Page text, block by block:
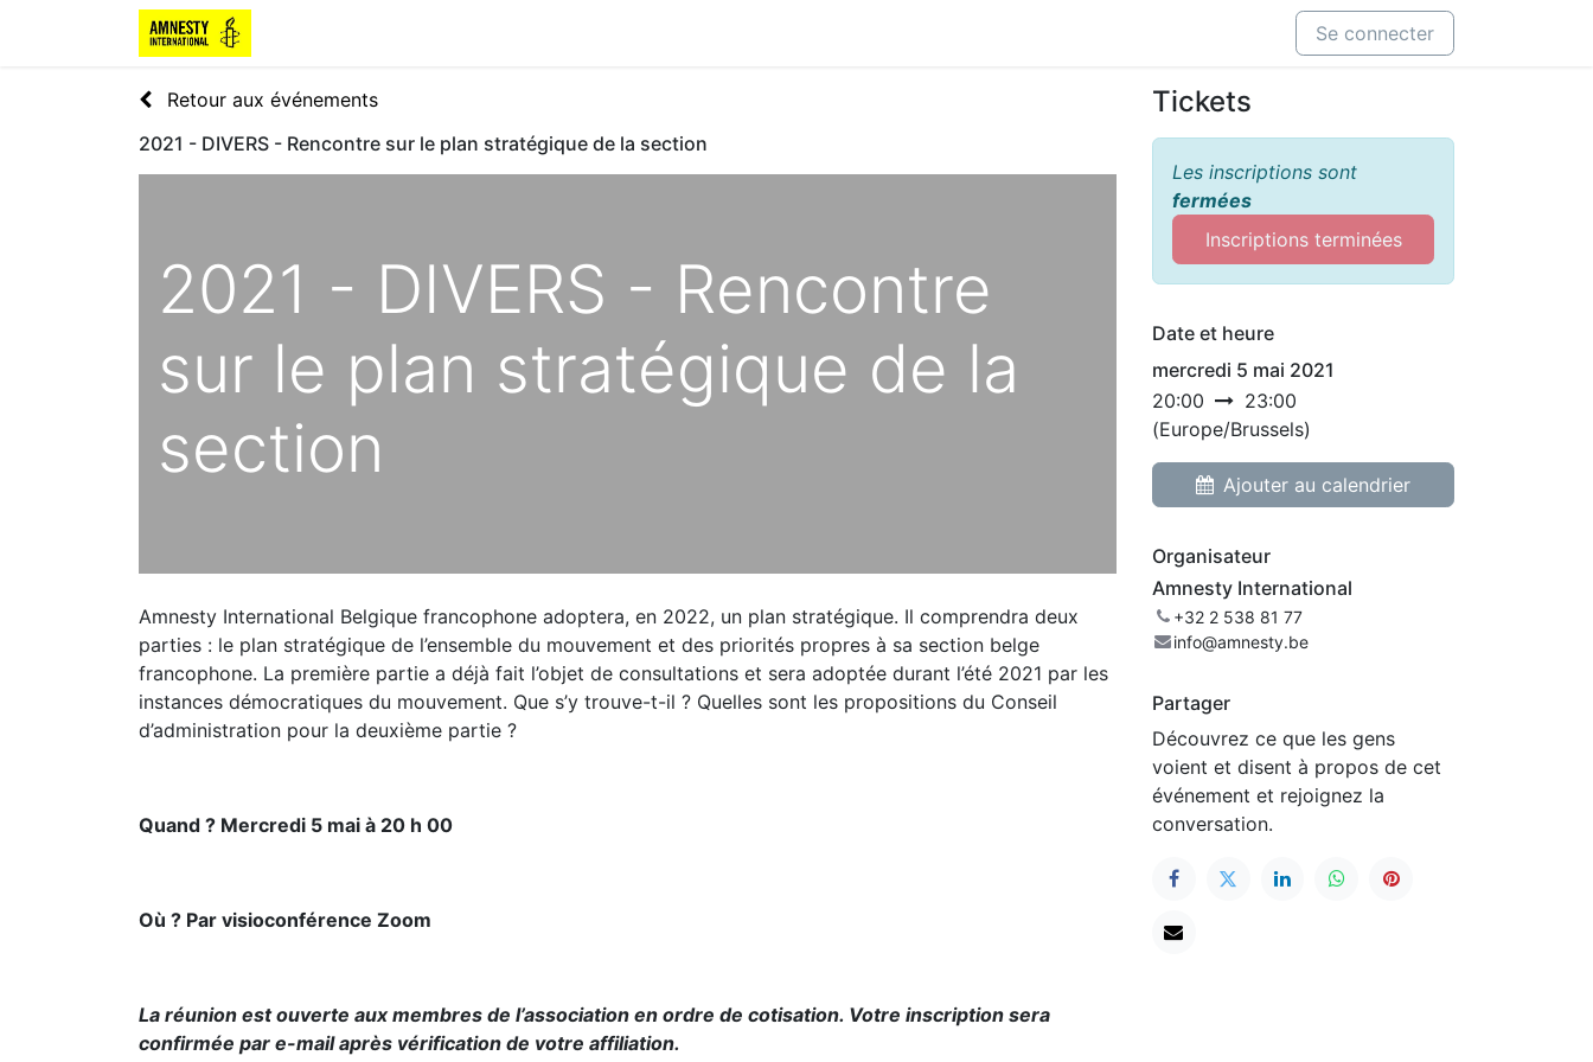
Se connecter
Retour aux événements
2021 - DIVERS - Rencontre sur le plan stratégique de la section
2021 - DIVERS - Rencontre
sur le plan stratégique de la
section
Amnesty International Belgique francophone adoptera, en 2022, un plan stratégique. Il comprendra deux
parties : le plan stratégique de l’ensemble du mouvement et des priorités propres à sa section belge
francophone. La première partie a déjà fait l’objet de consultations et sera adoptée durant l’été 2021 par les
instances démocratiques du mouvement. Que s’y trouve-t-il ? Quelles sont les propositions du Conseil
d’administration pour la deuxième partie ?
Quand ? Mercredi 5 mai à 20 h 00
Où ? Par visioconférence Zoom
La réunion est ouverte aux membres de l’association en ordre de cotisation. Votre inscription sera
confirmée par e-mail après vérification de votre affiliation.
Tickets
Les inscriptions sont
fermées
Inscriptions terminées
Date et heure
mercredi 5 mai 2021
20:00
23:00
(Europe/Brussels)
Ajouter au calendrier
Organisateur
Amnesty International
+32 2 538 81 77
info@amnesty.be
Partager
Découvrez ce que les gens
voient et disent à propos de cet
événement et rejoignez la
conversation.